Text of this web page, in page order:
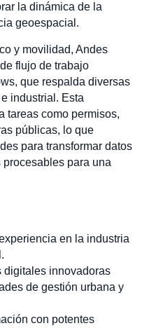
la dinámica de la
geoespacial.
y movilidad, Andes
flujo de trabajo
que respalda diversas
industrial. Esta
tareas como permisos,
públicas, lo que
para transformar datos
para una
en la industria
digitales innovadoras
de gestión urbana y
con potentes